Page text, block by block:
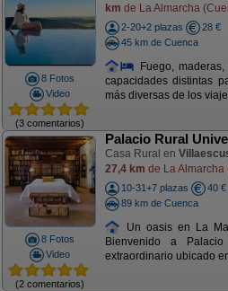
8 Fotos
Video
(3 comentarios)
km de La Almarcha
2-20+2 plazas
28 €
45 km de Cuenca
Fuego,
capacidades distintas
más diversas de los
8 Fotos
Video
(2 comentarios)
Palacio Rural
Casa Rural en
27,4 km de La Almarcha
10-31+7 plazas
40 €
89 km de Cuenca
Un oasis en La
Bienvenido a
extraordinario ubicado